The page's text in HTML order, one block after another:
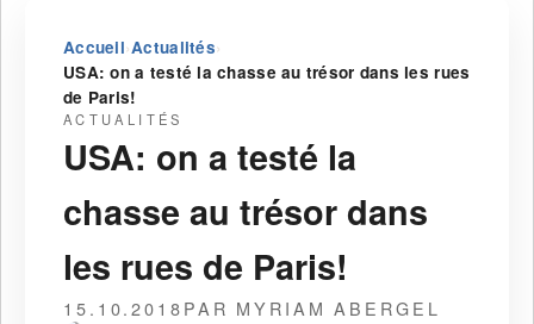
Accueil›Actualités›
USA: on a testé la chasse au trésor dans les rues
de Paris!
ACTUALITÉS
USA: on a testé la
chasse au trésor dans
les rues de Paris!
15.10.2018PAR MYRIAM ABERGEL